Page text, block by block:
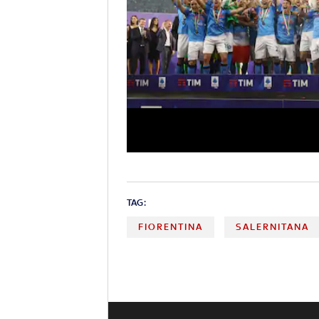
TAG:
FIORENTINA SALERNITANA